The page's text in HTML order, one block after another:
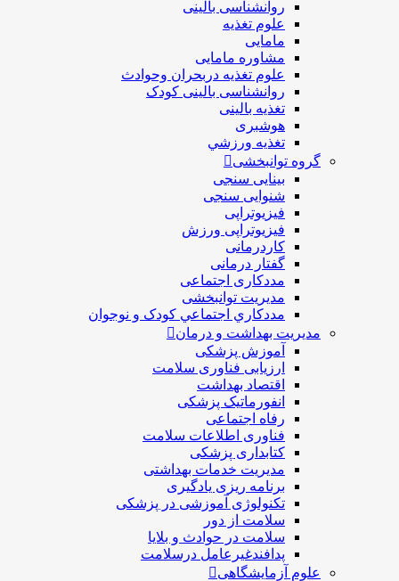
روانشناسی بالینی
علوم تغذیه
مامایی
مشاوره مامایی
علوم تغذیه دربحران وحوادث
روانشناسی بالینی کودک
تغذیه بالینی
هوشبری
تغذيه ورزشي
گروه توانبخشی
بینایی سنجی
شنوایی سنجی
فیزیوتراپی
فیزیوتراپی ورزش
کاردرمانی
گفتار درمانی
مددکاری اجتماعی
مديريت توانبخشی
مددکاري اجتماعي کودک و نوجوان
مدیریت بهداشت و درمان
آموزش پزشکی
ارزیابی فناوری سلامت
اقتصاد بهداشت
انفورماتیک پزشکی
رفاه اجتماعی
فناوری اطلاعات سلامت
کتابداری پزشکی
مديريت خدمات بهداشتی
برنامه ریزی یادگیری
تکنولوژی آموزشی در پزشکی
سلامت از دور
سلامت در حوادث و بلایا
پدافندغیرعامل درسلامت
علوم آزمایشگاهی